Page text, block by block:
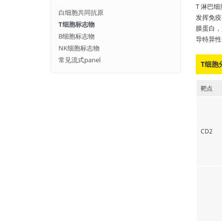
白细胞共同抗原
T细胞标志物
B细胞标志物
NK细胞标志物
常见流式panel
T 淋巴
发挥免
膜蛋白
导特异
T细胞
靶点
CD2